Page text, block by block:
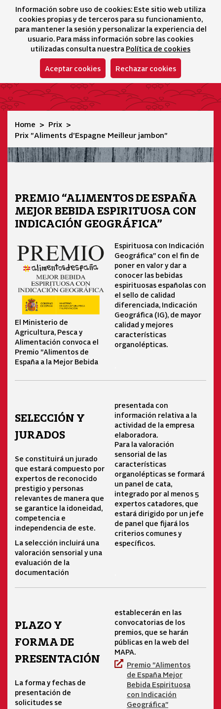
Información sobre uso de cookies: Este sitio web utiliza
cookies propias y de terceros para su funcionamiento,
para mantener la sesión y personalizar la experiencia del
usuario. Para máss información sobre las cookies
utilizadas consulta nuestra Política de cookies
Aceptar cookies Rechazar cookies
Sélecteur de
icono
Prix "Aliments d’Espagne Meilleur jambon"
Home
Prix
Prix "Aliments d’Espagne Meilleur jambon"
PREMIO “ALIMENTOS DE ESPAÑA
MEJOR BEBIDA ESPIRITUOSA CON
INDICACIÓN GEOGRÁFICA”
El Ministerio de
Agricultura, Pesca y
Alimentación convoca el
Premio "Alimentos de
España a la Mejor Bebida
Espirituosa con Indicación
Geográfica" con el fin de
poner en valor y dar a
conocer las bebidas
espirituosas españolas con
el sello de calidad
diferenciada, Indicación
Geográfica (IG), de mayor
calidad y mejores
características
organolépticas.
SELECCIÓN Y
JURADOS
Se constituirá un jurado
que estará compuesto por
expertos de reconocido
prestigio y personas
relevantes de manera que
se garantice la idoneidad,
competencia e
independencia de este.
La selección incluirá una
valoración sensorial y una
evaluación de la
documentación
presentada con
información relativa a la
actividad de la empresa
elaboradora.
Para la valoración
sensorial de las
características
organolépticas se formará
un panel de cata,
integrado por al menos 5
expertos catadores, que
estará dirigido por un jefe
de panel que fijará los
criterios comunes y
específicos.
PLAZO Y
FORMA DE
PRESENTACIÓN
La forma y fechas de
presentación de
solicitudes se
establecerán en las
convocatorias de los
premios, que se harán
públicas en la web del
MAPA.
Premio "Alimentos
de España Mejor
Bebida Espirituosa
con Indicación
Geográfica"